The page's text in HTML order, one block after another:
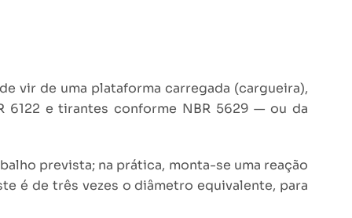
vir de uma plataforma carregada (cargueira),
e tirantes conforme NBR 5629 — ou da
prevista; na prática, monta-se uma reação
é de três vezes o diâmetro equivalente, para